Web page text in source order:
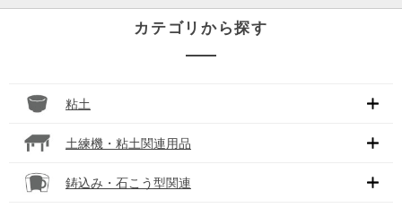
カテゴリから探す
粘土
土練機・粘土関連用品
鋳込み・石こう型関連